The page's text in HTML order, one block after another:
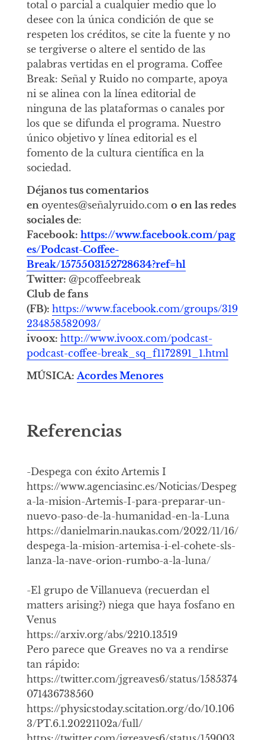
total o parcial a cualquier medio que lo
desee con la única condición de que se
respeten los créditos, se cite la fuente y no
se tergiverse o altere el sentido de las
palabras vertidas en el programa. Coffee
Break: Señal y Ruido no comparte, apoya
ni se alinea con la línea editorial de
ninguna de las plataformas o canales por
los que se difunda el programa. Nuestro
único objetivo y línea editorial es el
fomento de la cultura científica en la
sociedad.
Déjanos tus comentarios
en oyentes@señalyruido.com o en las redes
sociales de:
Facebook: https://www.facebook.com/pag
es/Podcast-Coffee-
Break/1575503152728634?ref=hl
Twitter: @pcoffeebreak
Club de fans
(FB): https://www.facebook.com/groups/319
234858582093/
ivoox: http://www.ivoox.com/podcast-
podcast-coffee-break_sq_f1172891_1.html
MÚSICA: Acordes Menores
Referencias
-Despega con éxito Artemis I
https://www.agenciasinc.es/Noticias/Despeg
a-la-mision-Artemis-I-para-preparar-un-
nuevo-paso-de-la-humanidad-en-la-Luna
https://danielmarin.naukas.com/2022/11/16/
despega-la-mision-artemisa-i-el-cohete-sls-
lanza-la-nave-orion-rumbo-a-la-luna/
-El grupo de Villanueva (recuerdan el
matters arising?) niega que haya fosfano en
Venus
https://arxiv.org/abs/2210.13519
Pero parece que Greaves no va a rendirse
tan rápido:
https://twitter.com/jgreaves6/status/1585374
071436738560
https://physicstoday.scitation.org/do/10.106
3/PT.6.1.20221102a/full/